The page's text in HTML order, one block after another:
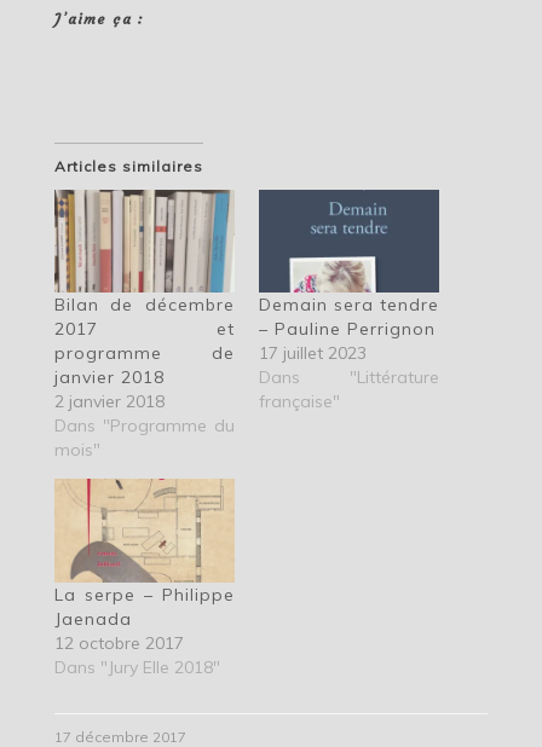
J’aime ça :
Articles similaires
Bilan de décembre
2017 et
programme de
janvier 2018
2 janvier 2018
Dans "Programme du
mois"
Demain sera tendre
– Pauline Perrignon
17 juillet 2023
Dans "Littérature
française"
La serpe – Philippe
Jaenada
12 octobre 2017
Dans "Jury Elle 2018"
17 décembre 2017